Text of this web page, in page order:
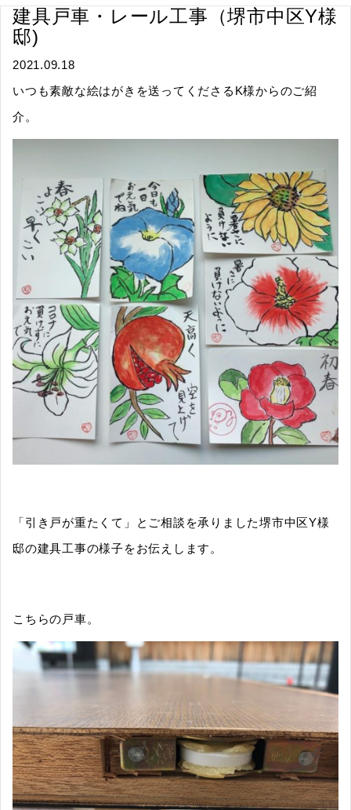
建具戸車・レール工事（堺市中区Y様
邸)
2021.09.18
いつも素敵な絵はがきを送ってくださるK様からのご紹
介。
「引き戸が重たくて」とご相談を承りました堺市中区Y様
邸の建具工事の様子をお伝えします。
こちらの戸車。